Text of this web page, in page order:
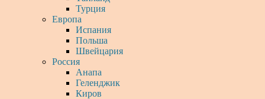
Турция
Европа
Испания
Польша
Швейцария
Россия
Анапа
Геленджик
Киров